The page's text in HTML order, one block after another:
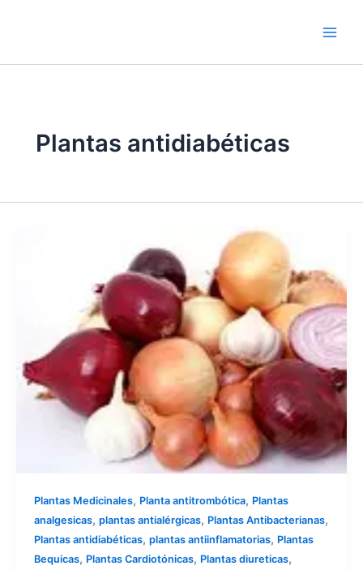
Plantas antidiabéticas
Plantas Medicinales, Planta antitrombótica, Plantas
analgesicas, plantas antialérgicas, Plantas Antibacterianas,
Plantas antidiabéticas, plantas antiinflamatorias, Plantas
Bequicas, Plantas Cardiotónicas, Plantas diureticas,